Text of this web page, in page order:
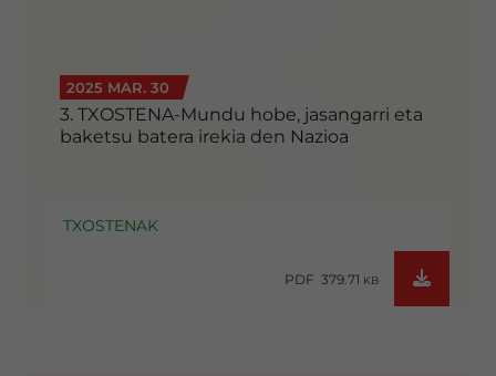
2025 MAR. 30
3. TXOSTENA-Mundu hobe, jasangarri eta
baketsu batera irekia den Nazioa
TXOSTENAK
PDF 379.71 KB